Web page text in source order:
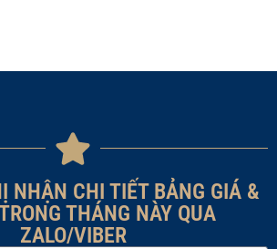
NHẬN CHI TIẾT BẢNG GIÁ &
THÁNG NÀY QUA
ZALO/VIBER